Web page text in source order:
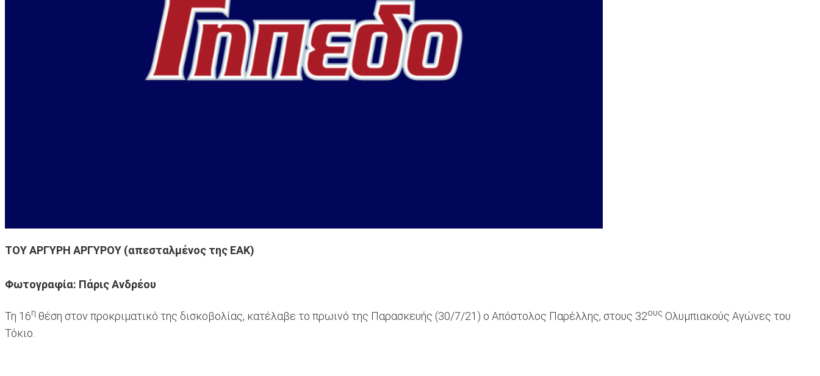
ΤΟΥ ΑΡΓΥΡΗ ΑΡΓΥΡΟΥ (απεσταλμένος της ΕΑΚ)
Φωτογραφία: Πάρις Ανδρέου
Τη 16η θέση στον προκριματικό της δισκοβολίας, κατέλαβε το πρωινό της Παρασκευής (30/7/21) ο Απόστολος Παρέλλης, στους 32ους Ολυμπιακούς Αγώνες του
Τόκιο.